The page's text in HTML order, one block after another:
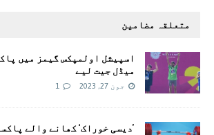
متعلقہ مضامین
اسپیشل اولمپکس گیمز میں
میڈل جیت لیے
جون 27, 2023 1
’دیسی خوراک‘ کھانے والے